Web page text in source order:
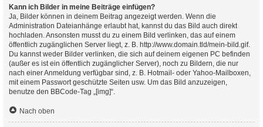
Kann ich Bilder in meine Beiträge einfügen?
Ja, Bilder können in deinem Beitrag angezeigt werden. Wenn die
Administration Dateianhänge erlaubt hat, kannst du das Bild auch direkt
hochladen. Ansonsten musst du zu einem Bild verlinken, das auf einem
öffentlich zugänglichen Server liegt, z. B. http://www.domain.tld/mein-bild.gif.
Du kannst weder Bilder verlinken, die sich auf deinem eigenen PC befinden
(außer es ist ein öffentlich zugänglicher Server), noch zu Bildern, die nur
nach einer Anmeldung verfügbar sind, z. B. Hotmail- oder Yahoo-Mailboxen,
mit einem Passwort geschützte Seiten usw. Um das Bild anzuzeigen,
benutze den BBCode-Tag „[img]“.
Nach oben